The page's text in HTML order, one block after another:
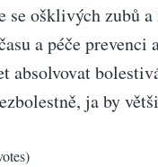
se ošklivých zubů
a péče
absolvovat
ja by